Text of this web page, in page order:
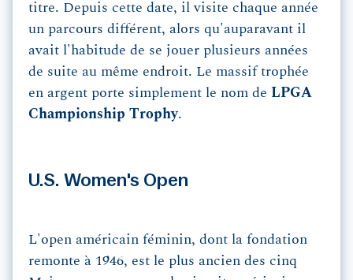
titre. Depuis cette date, il visite chaque année
un parcours différent, alors qu'auparavant il
avait l'habitude de se jouer plusieurs années
de suite au même endroit. Le massif trophée
en argent porte simplement le nom de LPGA
Championship Trophy.
U.S. Women's Open
L'open américain féminin, dont la fondation
remonte à 1946, est le plus ancien des cinq